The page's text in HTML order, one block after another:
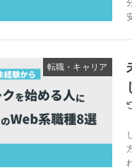
転職・キャリア